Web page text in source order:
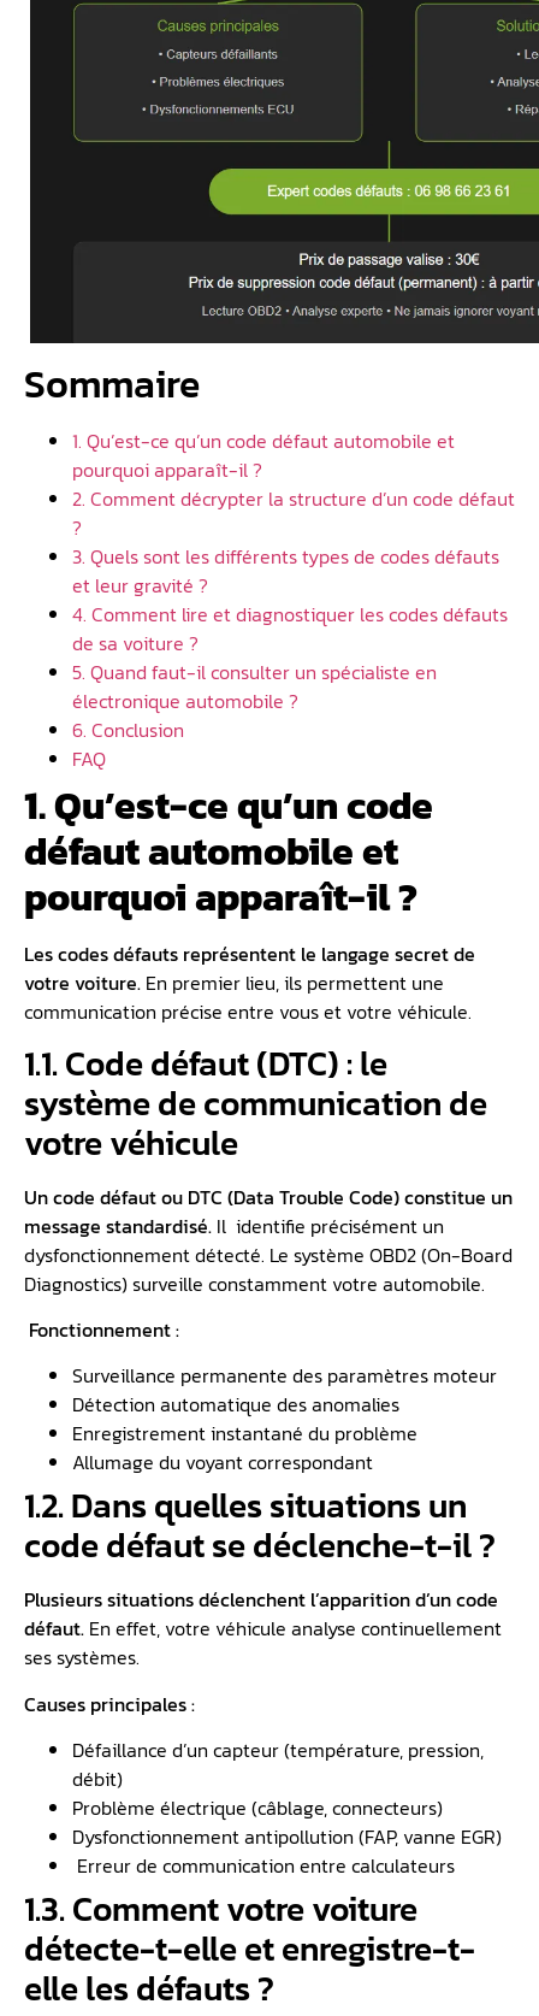
Sommaire
1. Qu’est-ce qu’un code défaut automobile et
pourquoi apparaît-il ?
2. Comment décrypter la structure d’un code défaut
?
3. Quels sont les différents types de codes défauts
et leur gravité ?
4. Comment lire et diagnostiquer les codes défauts
de sa voiture ?
5. Quand faut-il consulter un spécialiste en
électronique automobile ?
6. Conclusion
FAQ
1. Qu’est-ce qu’un code
défaut automobile et
pourquoi apparaît-il ?
Les codes défauts représentent le langage secret de
votre voiture. En premier lieu, ils permettent une
communication précise entre vous et votre véhicule.
1.1. Code défaut (DTC) : le
système de communication de
votre véhicule
Un code défaut ou DTC (Data Trouble Code) constitue un
message standardisé. Il identifie précisément un
dysfonctionnement détecté. Le système OBD2 (On-Board
Diagnostics) surveille constamment votre automobile.
Fonctionnement :
Surveillance permanente des paramètres moteur
Détection automatique des anomalies
Enregistrement instantané du problème
Allumage du voyant correspondant
1.2. Dans quelles situations un
code défaut se déclenche-t-il ?
Plusieurs situations déclenchent l’apparition d’un code
défaut. En effet, votre véhicule analyse continuellement
ses systèmes.
Causes principales :
Défaillance d’un capteur (température, pression,
débit)
Problème électrique (câblage, connecteurs)
Dysfonctionnement antipollution (FAP, vanne EGR)
️ Erreur de communication entre calculateurs
1.3. Comment votre voiture
détecte-t-elle et enregistre-t-
elle les défauts ?